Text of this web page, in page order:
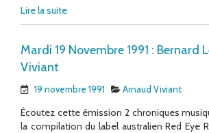
Lire la suite
Mardi 19 Novembre 1991 : Bernard
Viviant
19 novembre 1991 Arnaud Viviant
Écoutez cette émission 2 chroniques
la compilation du label australien Red Eye